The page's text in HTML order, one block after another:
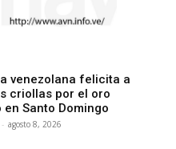
venezolana felicita a
criollas por el oro
Santo Domingo
- agosto 8, 2026